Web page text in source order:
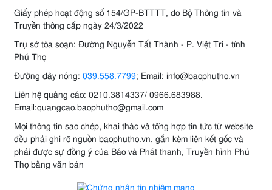
Giấy phép hoạt động số 154/GP-BTTTT, do Bộ Thông tin và
Truyền thông cấp ngày 24/3/2022
Trụ sở tòa soạn: Đường Nguyễn Tất Thành - P. Việt Trì - tỉnh
Phú Thọ
Đường dây nóng: 039.558.7799; Email: info@baophutho.vn
Liên hệ quảng cáo: 0210.3814337/ 0966.683988.
Email:quangcao.baophutho@gmail.com
Mọi thông tin sao chép, khai thác và tổng hợp tin tức từ website
đều phải ghi rõ nguồn baophutho.vn, gắn kèm liên kết gốc và
phải được sự đồng ý của Báo và Phát thanh, Truyền hình Phú
Thọ bằng văn bản